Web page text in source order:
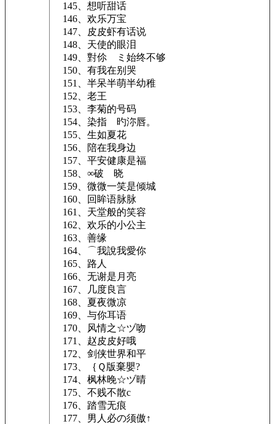
145、想听甜话
146、欢乐万宝
147、皮皮虾有话说
148、天使的眼泪
149、對伱ゞミ始终不够
150、有我在别哭
151、半呆半萌半幼稚
152、老王
153、李菊的号码
154、染指ゞ旳沵唇。
155、生如夏花
156、陪在我身边
157、平安健康是福
158、∞破ゞ晓
159、微微一笑是倾城
160、回眸语脉脉
161、天堂般的笑容
162、欢乐的小公主
163、善缘
164、⌒我說我愛你
165、路人
166、无谢是月亮
167、几度良言
168、夏夜微凉
169、与你耳语
170、风情之☆ヅ吻
171、赵皮皮好哦
172、剑侠世界和平
173、｛Ｑ版棄嬰?
174、枫林晚☆ヅ晴
175、不贱不散c
176、踏雪无痕
177、男人必の须傲↑